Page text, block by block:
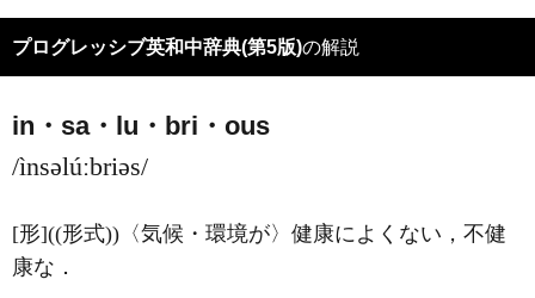
プログレッシブ英和中辞典(第5版)の解説
in・sa・lu・bri・ous
/ìnsəlúːbriəs/
[形]((形式))〈気候・環境が〉健康によくない，不健
康な ．